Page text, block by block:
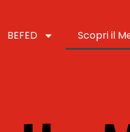
BEFED Scopri il